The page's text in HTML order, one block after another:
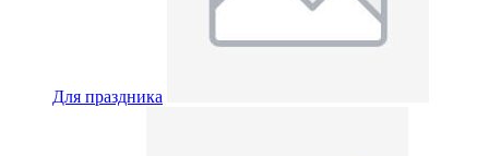
Для праздника